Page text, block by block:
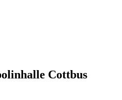
Cottbus